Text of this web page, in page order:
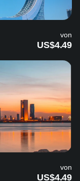
von
US$4.49
von
US$4.49